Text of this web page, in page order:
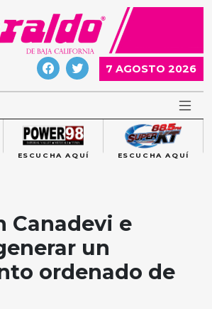
7 AGOSTO 2026
ESCUCHA AQUÍ ESCUCHA AQUÍ
Canadevi e
un
ordenado de